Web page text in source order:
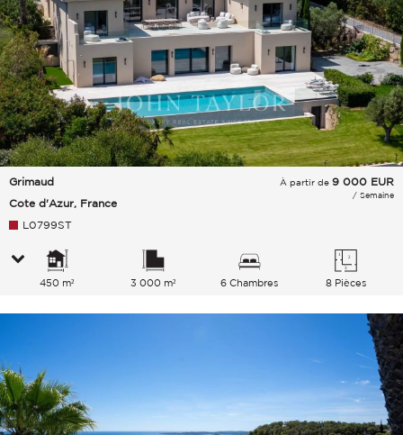
Grimaud
Cote d'Azur, France
À partir de 9 000 EUR
/ Semaine
L0799ST
450 m² 3 000 m² 6 Chambres 8 Pièces